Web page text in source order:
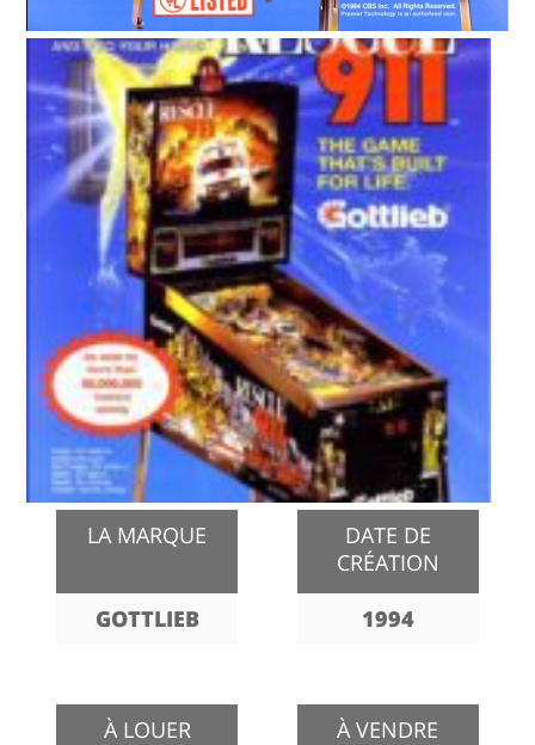
LA MARQUE
GOTTLIEB
DATE DE
CRÉATION
1994
À LOUER À VENDRE